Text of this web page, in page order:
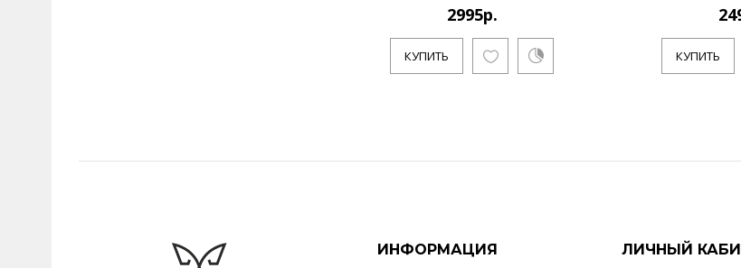
2995р.
КУПИТЬ КУПИТЬ
ИНФОРМАЦИЯ ЛИЧНЫЙ